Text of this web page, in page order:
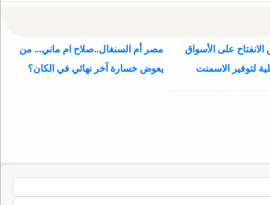
للنواب الجديد
على الأسواق
لتوفير الاسمنت
مصر أم السنغال..صلاح ام ماني... من
يعوض خسارة آخر نهائي في الكان؟